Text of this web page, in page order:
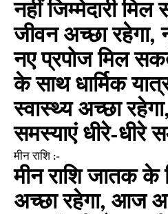
नहीं जिम्मेदारी
जीवन अच्छा रहेगा,
नए प्रपोज मिल
के साथ धार्मिक
स्वास्थ्य अच्छा
समस्याएं धीरे-धीरे
मीन राशि :-
मीन राशि जातक
अच्छा रहेगा, आज